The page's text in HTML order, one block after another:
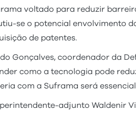
voltado para reduzir
se o potencial envolvimento
de patentes.
Gonçalves, coordenador da
como a tecnologia pode
com a Suframa será
adjunto Waldenir